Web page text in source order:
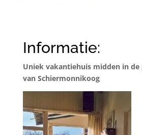
Informatie:
Uniek vakantiehuis midden in
van Schiermonnikoog